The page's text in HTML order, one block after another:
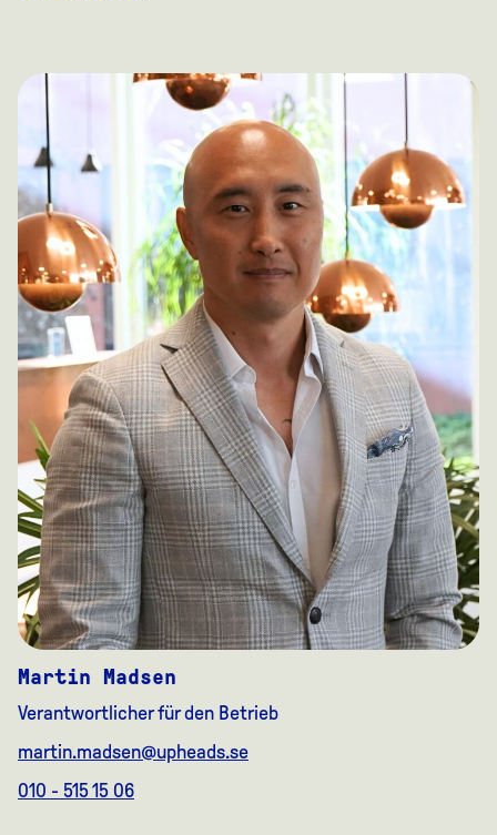
Martin Madsen
Verantwortlicher für den Betrieb
martin.madsen@upheads.se
010 - 515 15 06